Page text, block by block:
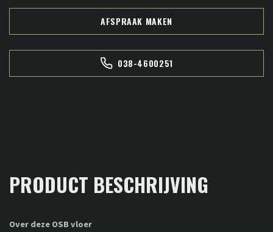
AFSPRAAK MAKEN
038-4600251
PRODUCT BESCHRIJVING
Over deze OSB vloer